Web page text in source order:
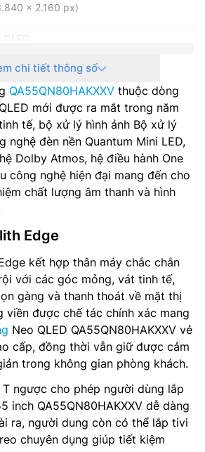
x 2.160 px)
diện: Tizen™ Smart TV
Processor
OTS Lite, Dolby Atmos, Active Voice
nói: Có
Assistant, Apple AirPlay, Multi-
số: DVB-T2 (*VN: DVB-T2C)
chi tiết thông số
QA55QN80HAKXXV thuộc dòng
mới được ra mắt trong năm
tế, bộ xử lý hình ảnh Bộ xử lý
nghệ đèn nền Quantum Mini LED,
Dolby Atmos, hệ điều hành One
công nghệ hiện đại mang đến cho
chất lượng âm thanh và hình
Edge
kết hợp thân máy chắc chắn
với các góc mỏng, vát tinh tế,
gàng và thanh thoát về mặt thị
viền được chế tác chính xác mang
Neo QLED QA55QN80HAKXXV vẻ
cấp, đồng thời vẫn giữ được cảm
trong không gian phòng khách.
ngược cho phép người dùng lắp
inch QA55QN80HAKXXV dễ dàng
ra, người dung còn có thể lắp tivi
chuyên dụng giúp tiết kiệm